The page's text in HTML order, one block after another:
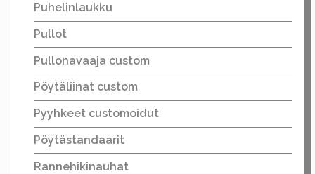
Puhelinlaukku
Pullot
Pullonavaaja custom
Pöytäliinat custom
Pyyhkeet customoidut
Pöytästandaarit
Rannehikinauhat